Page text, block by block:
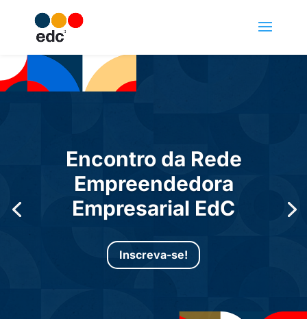
Encontro da Rede
Empreendedora
Empresarial EdC
Inscreva-se!